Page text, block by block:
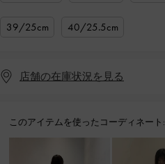
39/25cm 40/25.5cm
店舗の在庫状況を見る
このアイテムを使ったコーディネート: